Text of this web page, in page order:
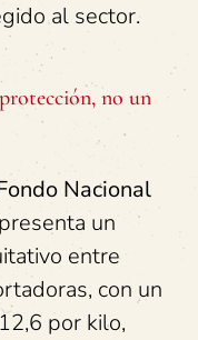
al sector.
no un
Nacional
un
entre
con un
por kilo,